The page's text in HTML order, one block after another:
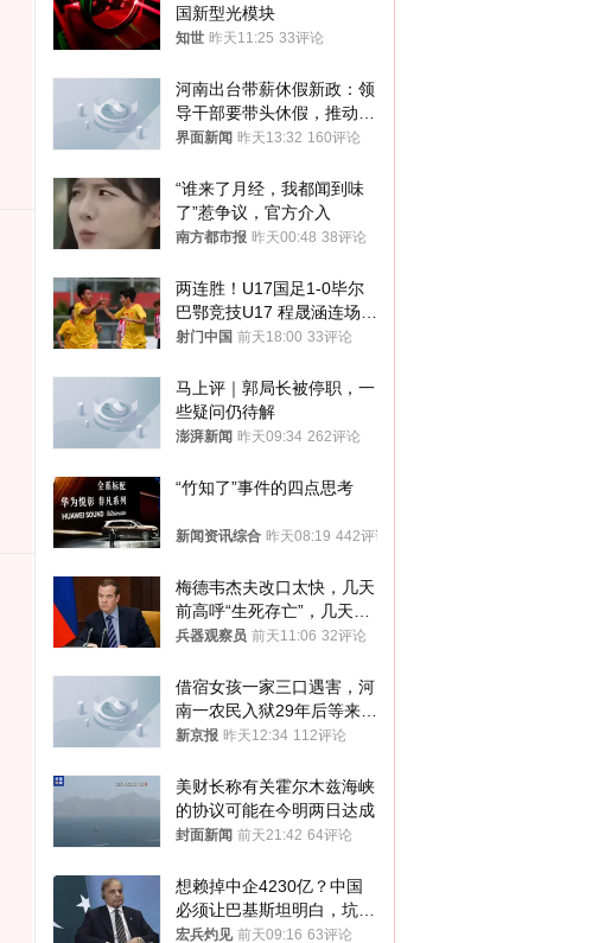
国新型光模块
知世 昨天11:25 33评论
河南出台带薪休假新政：领
导干部要带头休假，推动全
员应休尽休、休满休足
界面新闻 昨天13:32 160评论
“谁来了月经，我都闻到味
了”惹争议，官方介入
南方都市报 昨天00:48 38评论
两连胜！U17国足1-0毕尔
巴鄂竞技U17 程晟涵连场破
门
射门中国 前天18:00 33评论
马上评｜郭局长被停职，一
些疑问仍待解
澎湃新闻 昨天09:34 262评论
“竹知了”事件的四点思考
新闻资讯综合 昨天08:19 442评论
梅德韦杰夫改口太快，几天
前高呼“生死存亡”，几天后
又换了一个说法
兵器观察员 前天11:06 32评论
借宿女孩一家三口遇害，河
南一农民入狱29年后等来无
罪判决
新京报 昨天12:34 112评论
美财长称有关霍尔木兹海峡
的协议可能在今明两日达成
封面新闻 前天21:42 64评论
想赖掉中企4230亿？中国
必须让巴基斯坦明白，坑中
国人钱的代价！
宏兵灼见 前天09:16 63评论